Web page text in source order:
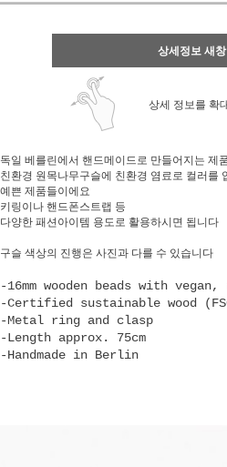
상세정보 새
상세 정보를 확
독일 베를린에서 핸드메이드로 만들어지는 제
친환경 원목나무구슬에 친환경 염료로 컬러를
예쁜 제품들이에요
키링이나 핸드폰스트랩 등
다양한 패션아이템 용도로 활용하시면 됩니다
구슬 색상의 진행은 사진과 다를 수 있습니다
-16mm wooden beads with
-Certified sustainable wood
-Metal ring and clasp
-Length approx. 75cm
-Handmade in Berlin